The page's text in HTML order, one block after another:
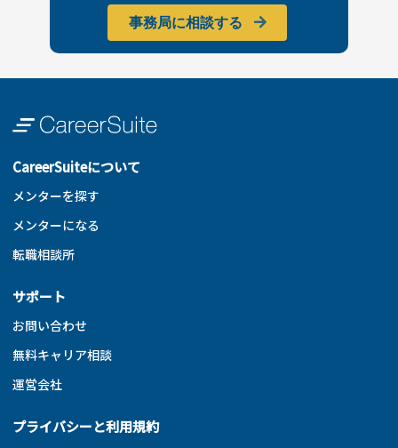
事務局に相談する
CareerSuiteについて
メンターを探す
メンターになる
転職相談所
サポート
お問い合わせ
無料キャリア相談
運営会社
プライバシーと利用規約